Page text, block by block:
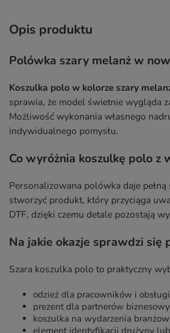
Opis produktu
Polówka szary melanż w
Koszulka polo w kolorze szary
sprawia, że model świetnie wygląda
Możliwość wykonania własnego
indywidualnego pomysłu.
Co wyróżnia koszulkę polo z
Personalizowana polówka daje
stworzyć produkt, który przyciąga
DTF, dzięki czemu detale pozostają
Na jakie okazje sprawdzi się
Szara koszulka polo to praktyczny
odzież dla pracowników i
prezent dla partnerów
koszulka na wydarzenia
element identyfikacji drużyny